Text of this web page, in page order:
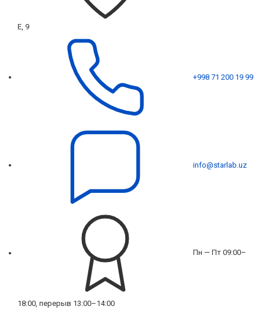
Е, 9
+998 71 200 19 99
info@starlab.uz
Пн — Пт 09:00–
18:00, перерыв 13:00–14:00